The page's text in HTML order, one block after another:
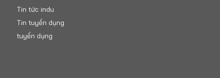
Tin tức indu
Tin tuyển dụng
tuyển dụng